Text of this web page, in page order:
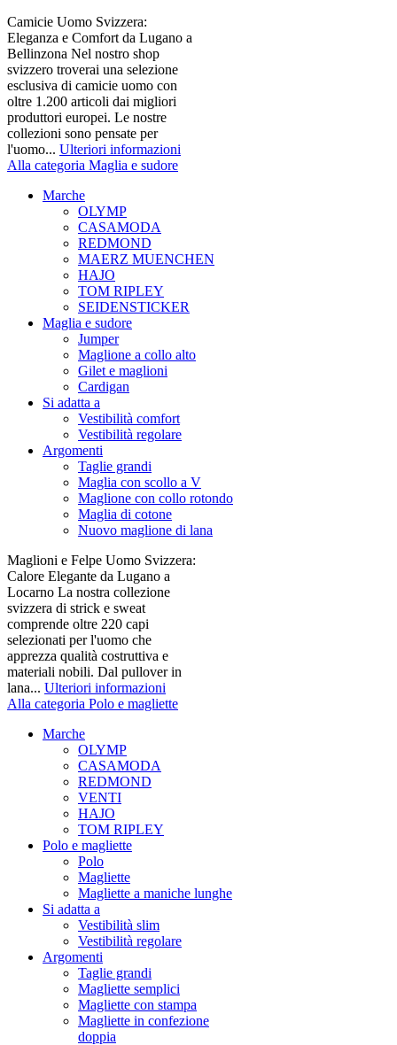
Camicie Uomo Svizzera:
Eleganza e Comfort da Lugano a
Bellinzona Nel nostro shop
svizzero troverai una selezione
esclusiva di camicie uomo con
oltre 1.200 articoli dai migliori
produttori europei. Le nostre
collezioni sono pensate per
l'uomo... Ulteriori informazioni
Alla categoria Maglia e sudore
Marche
OLYMP
CASAMODA
REDMOND
MAERZ MUENCHEN
HAJO
TOM RIPLEY
SEIDENSTICKER
Maglia e sudore
Jumper
Maglione a collo alto
Gilet e maglioni
Cardigan
Si adatta a
Vestibilità comfort
Vestibilità regolare
Argomenti
Taglie grandi
Maglia con scollo a V
Maglione con collo rotondo
Maglia di cotone
Nuovo maglione di lana
Maglioni e Felpe Uomo Svizzera:
Calore Elegante da Lugano a
Locarno La nostra collezione
svizzera di strick e sweat
comprende oltre 220 capi
selezionati per l'uomo che
apprezza qualità costruttiva e
materiali nobili. Dal pullover in
lana... Ulteriori informazioni
Alla categoria Polo e magliette
Marche
OLYMP
CASAMODA
REDMOND
VENTI
HAJO
TOM RIPLEY
Polo e magliette
Polo
Magliette
Magliette a maniche lunghe
Si adatta a
Vestibilità slim
Vestibilità regolare
Argomenti
Taglie grandi
Magliette semplici
Magliette con stampa
Magliette in confezione
doppia